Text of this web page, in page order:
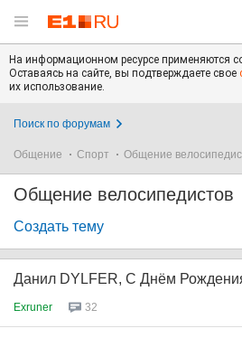
На информационном ресурсе применяются
Оставаясь на сайте, вы подтверждаете свое
их использование.
Поиск по форумам
Общение Спорт Общение
Общение велосипедистов
Создать тему
Данил DYLFER, С Днём
Exruner 32